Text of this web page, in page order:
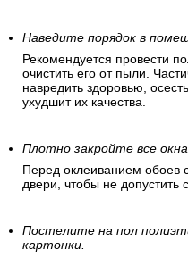
Наведите порядок в
Рекомендуется провести
очистить его от пыли.
навредить здоровью,
ухудшит их качества.
Плотно закройте все
Перед оклеиванием обоев
двери, чтобы не допустить
Постелите на пол
картонки.